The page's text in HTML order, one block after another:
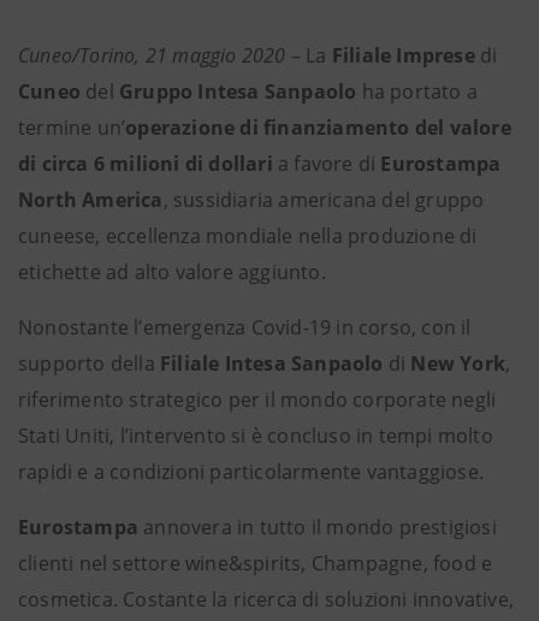
Cuneo/Torino, 21 maggio 2020 – La Filiale Imprese di
Cuneo del Gruppo Intesa Sanpaolo ha portato a
termine un’operazione di finanziamento del valore
di circa 6 milioni di dollari a favore di Eurostampa
North America, sussidiaria americana del gruppo
cuneese, eccellenza mondiale nella produzione di
etichette ad alto valore aggiunto.
Nonostante l’emergenza Covid-19 in corso, con il
supporto della Filiale Intesa Sanpaolo di New York,
riferimento strategico per il mondo corporate negli
Stati Uniti, l’intervento si è concluso in tempi molto
rapidi e a condizioni particolarmente vantaggiose.
Eurostampa annovera in tutto il mondo prestigiosi
clienti nel settore wine&spirits, Champagne, food e
cosmetica. Costante la ricerca di soluzioni innovative,